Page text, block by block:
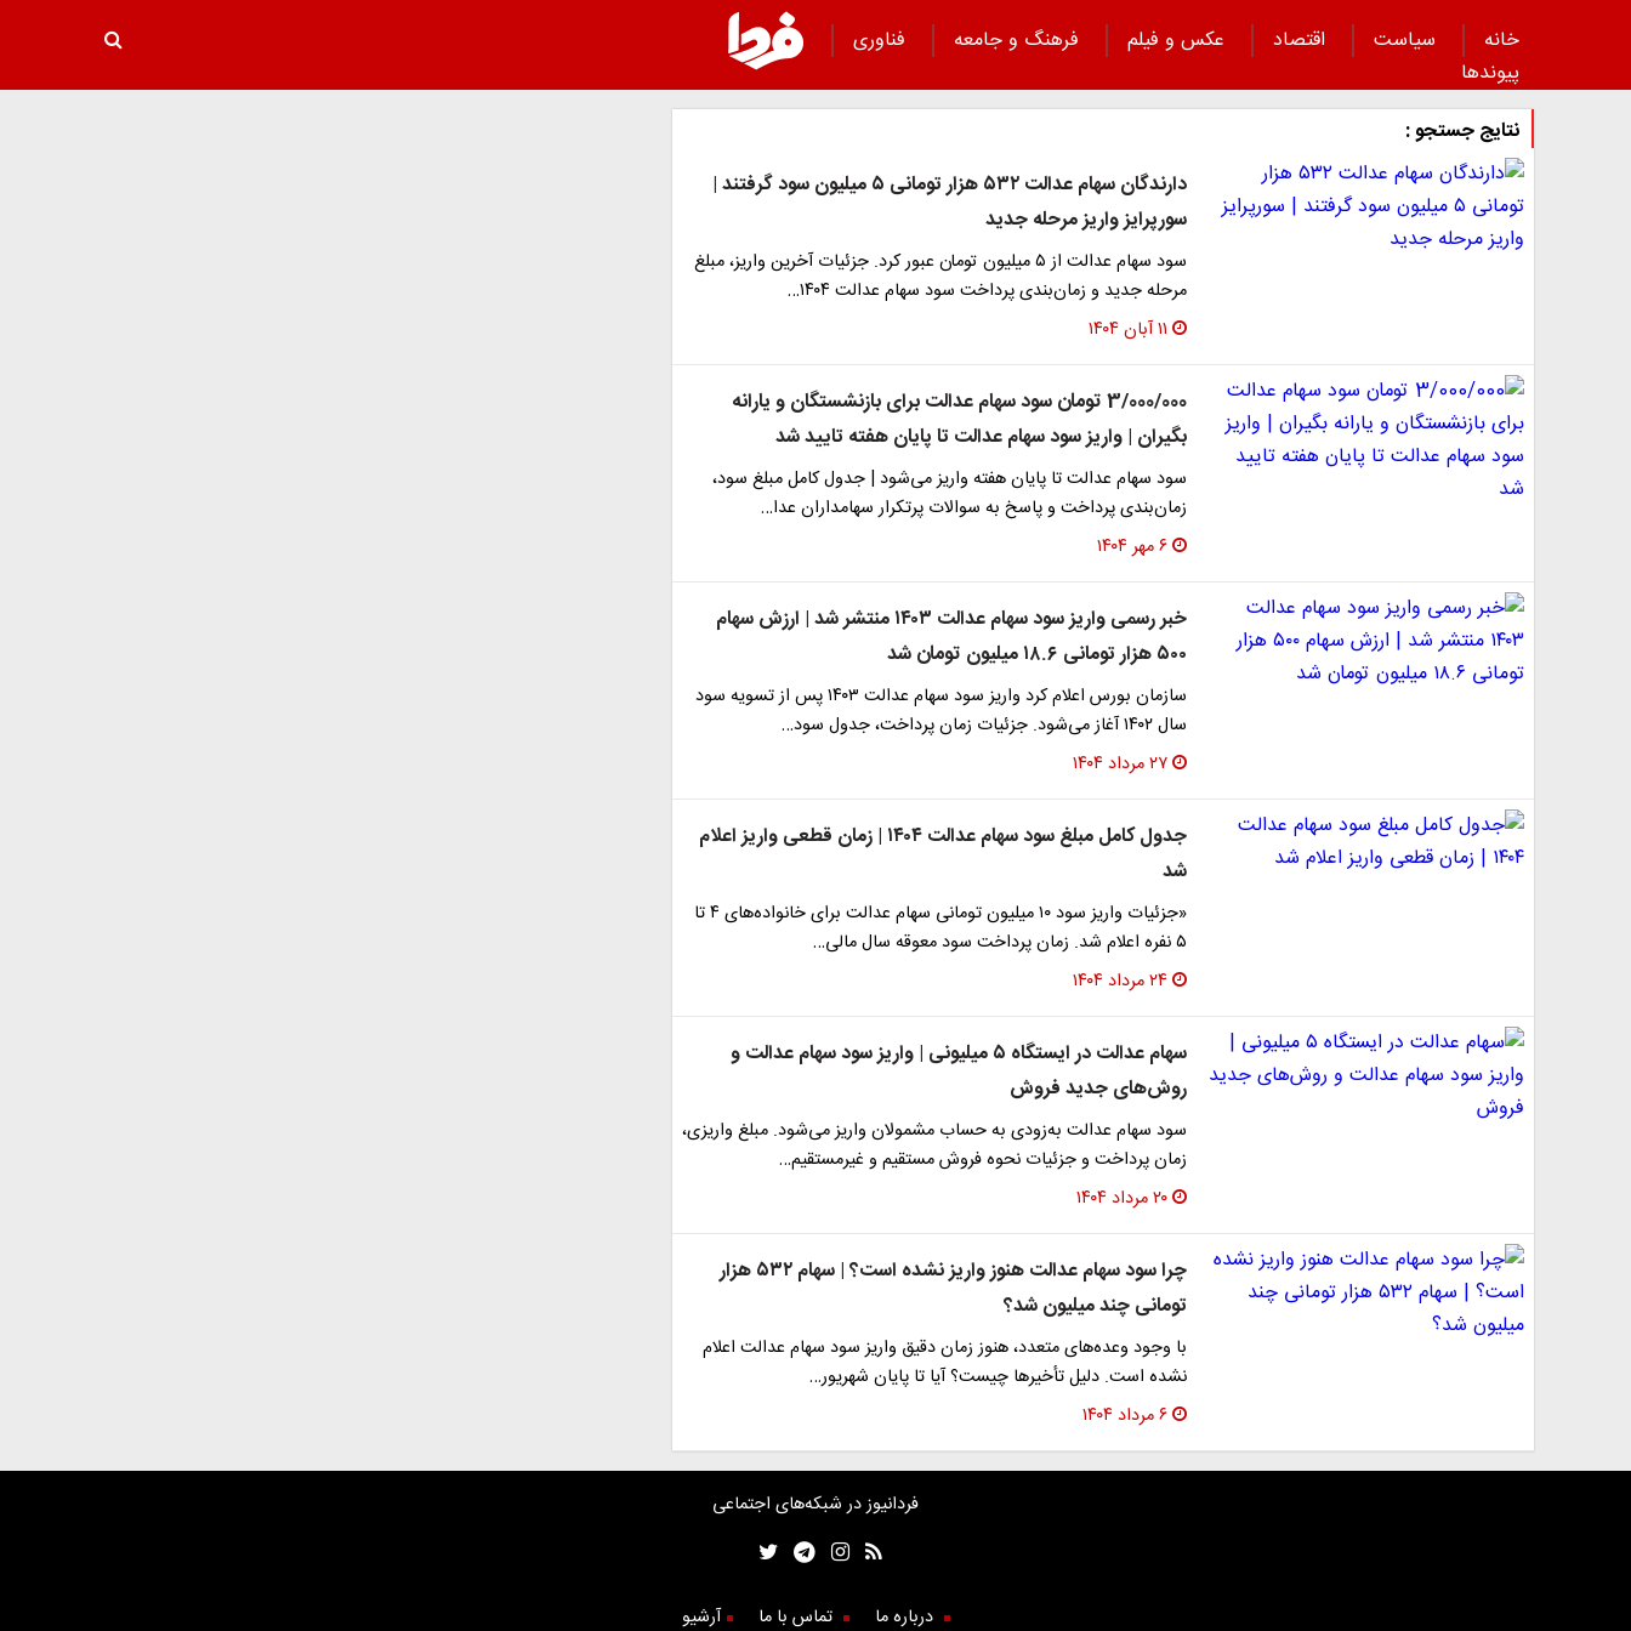
خانه سیاست اقتصاد عکس و فیلم فرهنگ و جامعه
فناوری
پیوند‌ها
نتایج جستجو :
دارندگان سهام عدالت ۵۳۲ هزار تومانی ۵ میلیون سود گرفتند |
سورپرایز واریز مرحله جدید
سود سهام عدالت از ۵ میلیون تومان عبور کرد. جزئیات آخرین واریز، مبلغ
مرحله جدید و زمان‌بندی پرداخت سود سهام عدالت ۱۴۰۴…
۱۱ آبان ۱۴۰۴
3/000/000 تومان سود سهام عدالت برای بازنشستگان و یارانه
بگیران | واریز سود سهام عدالت تا پایان هفته تایید شد
سود سهام عدالت تا پایان هفته واریز می‌شود | جدول کامل مبلغ سود،
زمان‌بندی پرداخت و پاسخ به سوالات پرتکرار سهامداران عدا…
۶ مهر ۱۴۰۴
خبر رسمی واریز سود سهام عدالت ۱۴۰۳ منتشر شد | ارزش سهام
۵۰۰ هزار تومانی ۱۸.۶ میلیون تومان شد
سازمان بورس اعلام کرد واریز سود سهام عدالت ۱۴۰۳ پس از تسویه سود
سال ۱۴۰۲ آغاز می‌شود. جزئیات زمان پرداخت، جدول سود…
۲۷ مرداد ۱۴۰۴
جدول کامل مبلغ سود سهام عدالت ۱۴۰۴ | زمان قطعی واریز اعلام
شد
«جزئیات واریز سود ۱۰ میلیون تومانی سهام عدالت برای خانواده‌های ۴ تا
۵ نفره اعلام شد. زمان پرداخت سود معوقه سال مالی…
۲۴ مرداد ۱۴۰۴
سهام عدالت در ایستگاه ۵ میلیونی | واریز سود سهام عدالت و
روش‌های جدید فروش
سود سهام عدالت به‌زودی به حساب مشمولان واریز می‌شود. مبلغ واریزی،
زمان پرداخت و جزئیات نحوه فروش مستقیم و غیرمستقیم…
۲۰ مرداد ۱۴۰۴
چرا سود سهام عدالت هنوز واریز نشده است؟ | سهام ۵۳۲ هزار
تومانی چند میلیون شد؟
با وجود وعده‌های متعدد، هنوز زمان دقیق واریز سود سهام عدالت اعلام
نشده است. دلیل تأخیرها چیست؟ آیا تا پایان شهریور…
۶ مرداد ۱۴۰۴
فردانیوز در شبکه‌های اجتماعی
درباره ما تماس با ما آرشیو